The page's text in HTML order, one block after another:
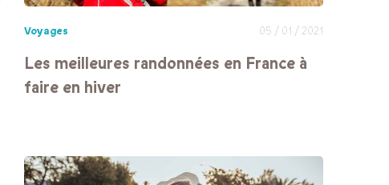
Voyages 05 / 01 / 2021
Les meilleures randonnées en France à
faire en hiver